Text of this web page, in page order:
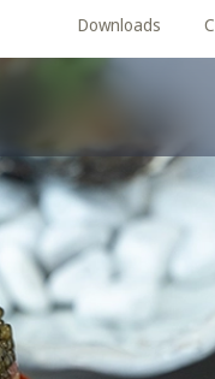
Downloads